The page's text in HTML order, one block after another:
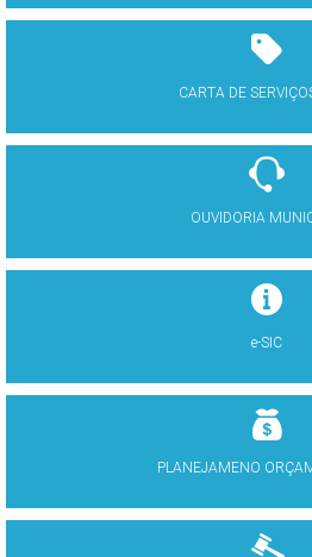
CARTA DE
OUVIDORIA
e-SIC
PLANEJAMENO